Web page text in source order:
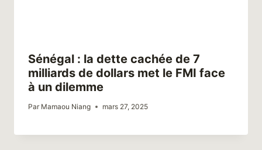
Sénégal : la dette cachée de 7
milliards de dollars met le FMI face
à un dilemme
Par Mamaou Niang mars 27, 2025